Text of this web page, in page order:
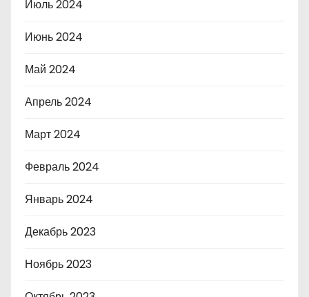
Июль 2024
Июнь 2024
Май 2024
Апрель 2024
Март 2024
Февраль 2024
Январь 2024
Декабрь 2023
Ноябрь 2023